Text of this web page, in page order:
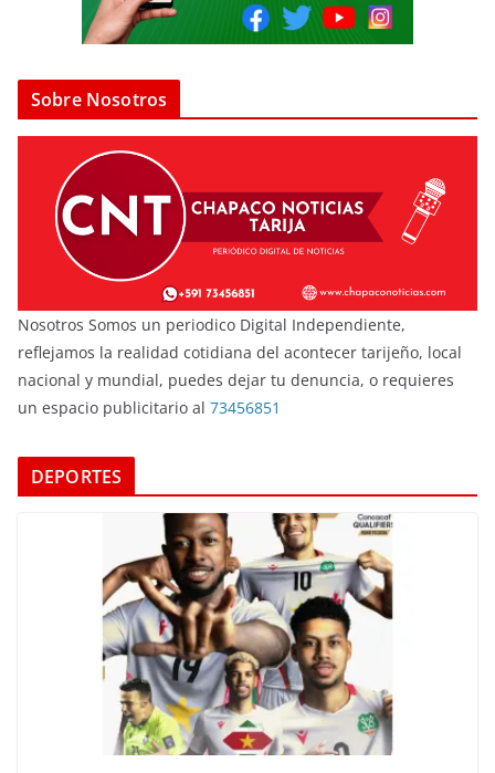
Sobre Nosotros
Nosotros Somos un periodico Digital Independiente,
reflejamos la realidad cotidiana del acontecer tarijeño, local
nacional y mundial, puedes dejar tu denuncia, o requieres
un espacio publicitario al 73456851
DEPORTES